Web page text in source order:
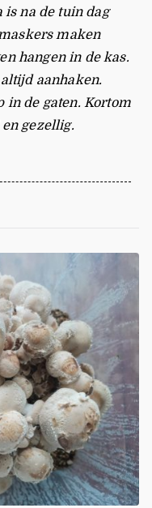
is na de tuin dag
maken
hangen in de kas.
aanhaken.
in de gaten. Kortom
gezellig.